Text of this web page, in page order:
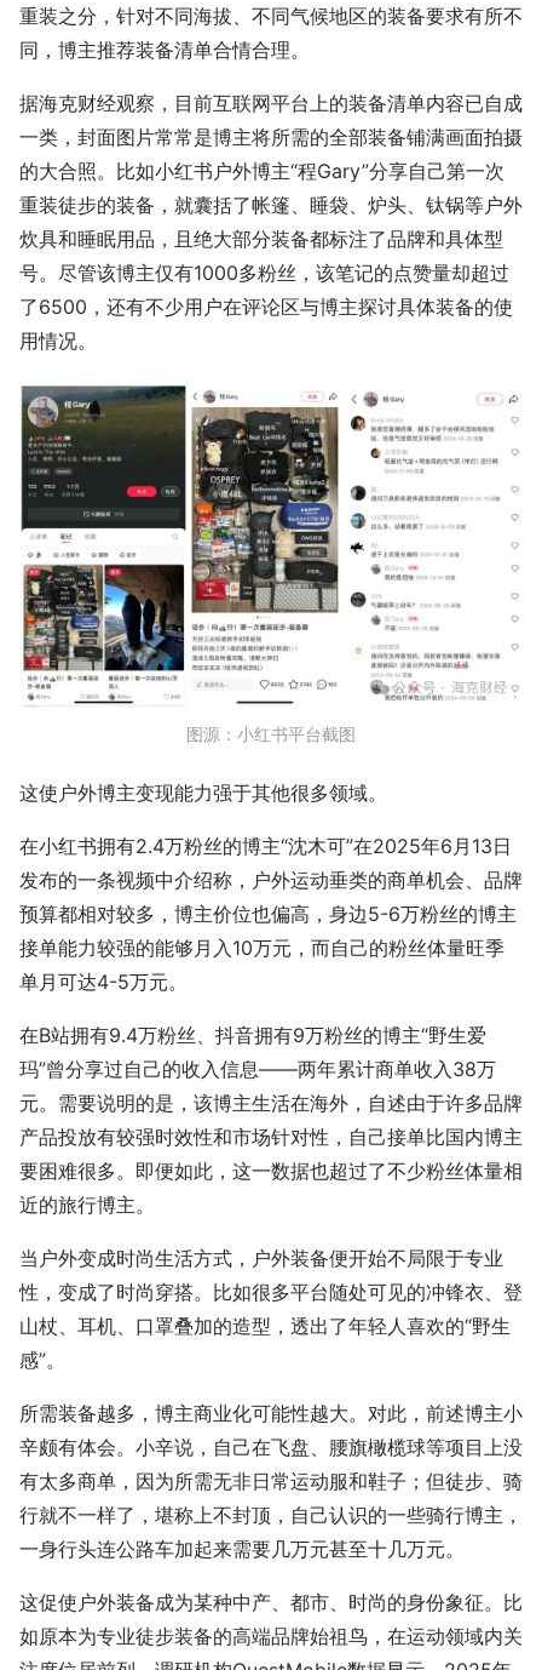
重装之分，针对不同海拔、不同气候地区的装备要求有所不
同，博主推荐装备清单合情合理。
据海克财经观察，目前互联网平台上的装备清单内容已自成
一类，封面图片常常是博主将所需的全部装备铺满画面拍摄
的大合照。比如小红书户外博主“程Gary”分享自己第一次
重装徒步的装备，就囊括了帐篷、睡袋、炉头、钛锅等户外
炊具和睡眠用品，且绝大部分装备都标注了品牌和具体型
号。尽管该博主仅有1000多粉丝，该笔记的点赞量却超过
了6500，还有不少用户在评论区与博主探讨具体装备的使
用情况。
图源：小红书平台截图
这使户外博主变现能力强于其他很多领域。
在小红书拥有2.4万粉丝的博主“沈木可”在2025年6月13日
发布的一条视频中介绍称，户外运动垂类的商单机会、品牌
预算都相对较多，博主价位也偏高，身边5-6万粉丝的博主
接单能力较强的能够月入10万元，而自己的粉丝体量旺季
单月可达4-5万元。
在B站拥有9.4万粉丝、抖音拥有9万粉丝的博主“野生爱
玛”曾分享过自己的收入信息——两年累计商单收入38万
元。需要说明的是，该博主生活在海外，自述由于许多品牌
产品投放有较强时效性和市场针对性，自己接单比国内博主
要困难很多。即便如此，这一数据也超过了不少粉丝体量相
近的旅行博主。
当户外变成时尚生活方式，户外装备便开始不局限于专业
性，变成了时尚穿搭。比如很多平台随处可见的冲锋衣、登
山杖、耳机、口罩叠加的造型，透出了年轻人喜欢的“野生
感”。
所需装备越多，博主商业化可能性越大。对此，前述博主小
辛颇有体会。小辛说，自己在飞盘、腰旗橄榄球等项目上没
有太多商单，因为所需无非日常运动服和鞋子；但徒步、骑
行就不一样了，堪称上不封顶，自己认识的一些骑行博主，
一身行头连公路车加起来需要几万元甚至十几万元。
这促使户外装备成为某种中产、都市、时尚的身份象征。比
如原本为专业徒步装备的高端品牌始祖鸟，在运动领域内关